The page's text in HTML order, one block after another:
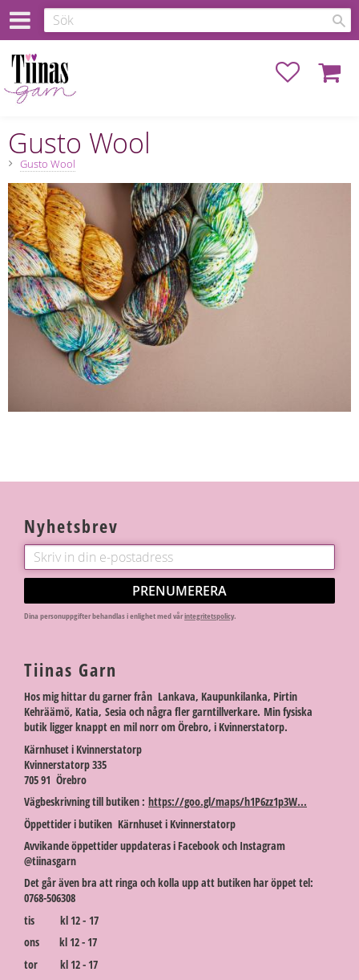
Favoriter
Gusto Wool
Gusto Wool
Nyhetsbrev
PRENUMERERA
Dina personuppgifter behandlas i enlighet med vårintegritetspolicy.
Tiinas Garn
Hos mig hittar du garner från Lankava, Kaupunkilanka, Pirtin
Kehräämö, Katia, Sesia och några fler garntillverkare. Min fysiska
butik ligger knappt en mil norr om Örebro, i Kvinnerstatorp.
Kärnhuset i Kvinnerstatorp
Kvinnerstatorp 335
705 91 Örebro
Vägbeskrivning till butiken : https://goo.gl/maps/h1P6zz1p3W...
Öppettider i butiken Kärnhuset i Kvinnerstatorp
Avvikande öppettider uppdateras i Facebook och Instagram
@tiinasgarn
Det går även bra att ringa och kolla upp att butiken har öppet tel:
0768-506308
tis kl 12 - 17
ons kl 12 - 17
tor kl 12 - 17